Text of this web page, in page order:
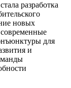
разработка
новых
для
и